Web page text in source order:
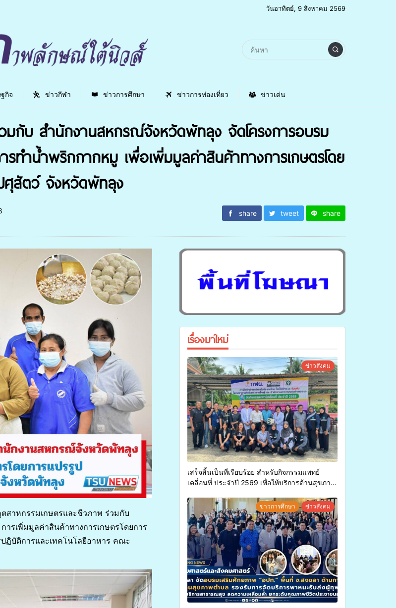
วันอาทิตย์, 9 สิงหาคม 2569
กิจ ข่าวกีฬา ข่าวการศึกษา ข่าวการท่องเที่ยว ข่าวเด่น
มกับ สำนักงานสหกรณ์จังหวัดพัทลุง จัดโครงการอบรม
ทำน้ำพริกกากหมู เพื่อเพิ่มมูลค่าสินค้าทางการเกษตรโดย
สัตว์ จังหวัดพัทลุง
share tweet share
สาหกรรมเกษตรและชีวภาพ ร่วมกับ
ารเพิ่มมูลค่าสินค้าทางการเกษตรโดยการ
บัติการและเทคโนโลยีอาหาร คณะ
เรื่องมาใหม่
ข่าวสังคม
เสร็จสิ้นเป็นที่เรียบร้อย สำหรับกิจกรรมแพทย์
เคลื่อนที่ ประจำปี 2569 เพื่อให้บริการด้านสุขภาพ
ข่าวการศึกษา ข่าวสังคม